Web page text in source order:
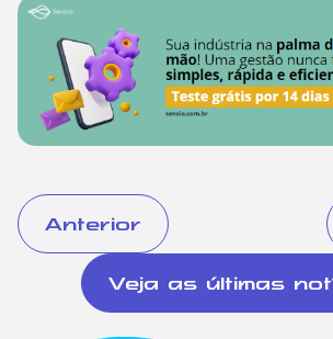
Anterior
Veja as últimas